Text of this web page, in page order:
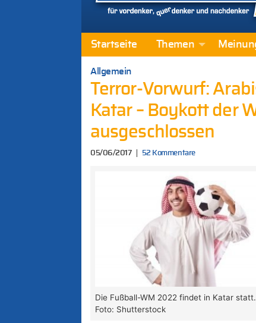
Startseite Themen
Allgemein
Terror-Vorwurf:
Katar – Boykott der
ausgeschlossen
05/06/2017 52 Kommentare
Die Fußball-WM 2022 findet in Katar statt.
Foto: Shutterstock